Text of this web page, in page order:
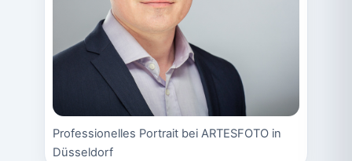
Professionelles Portrait bei ARTESFOTO in
Düsseldorf